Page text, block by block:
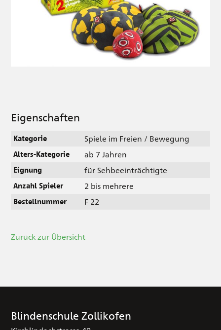
Eigenschaften
Kategorie Spiele im Freien / Bewegung
Alters-Kategorie ab 7 Jahren
Eignung für Sehbeeinträchtigte
Anzahl Spieler 2 bis mehrere
Bestellnummer F 22
Zurück zur Übersicht
Blindenschule Zollikofen